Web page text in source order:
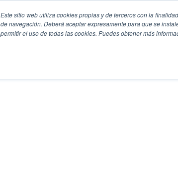
Este sitio web utiliza cookies propias y de terceros con la
de navegación. Deberá aceptar expresamente para que se
permitir el uso de todas las cookies. Puedes obtener más